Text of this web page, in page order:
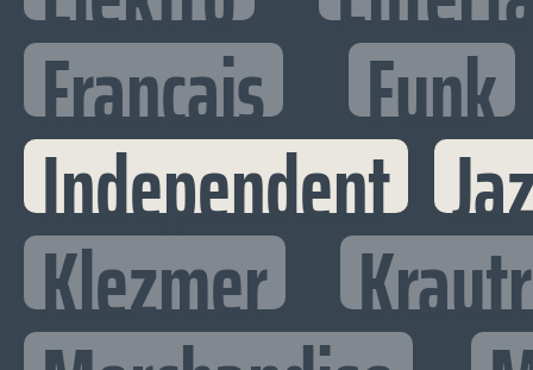
Francais Funk
Independent
Klezmer